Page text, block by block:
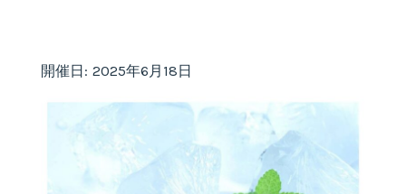
開催日: 2025年6月18日